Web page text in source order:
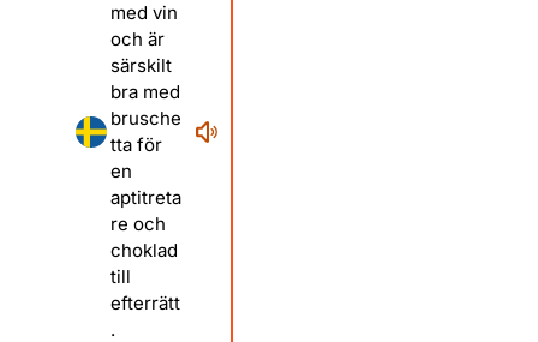
med vin
och är
särskilt
bra med
brusche
tta för
en
aptitreta
re och
choklad
till
efterrätt
.